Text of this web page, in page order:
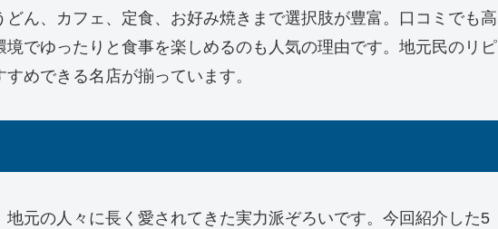
ん、カフェ、定食、お好み焼きまで選択肢が豊富。口コミでも高
でゆったりと食事を楽しめるのも人気の理由です。地元民のリピ
めできる名店が揃っています。
地元の人々に長く愛されてきた実力派ぞろいです。今回紹介した5